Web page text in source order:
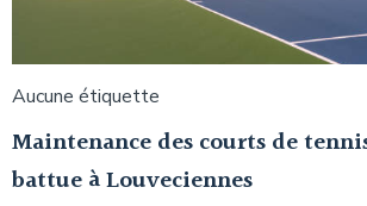
Aucune étiquette
Maintenance des courts de
battue à Louveciennes